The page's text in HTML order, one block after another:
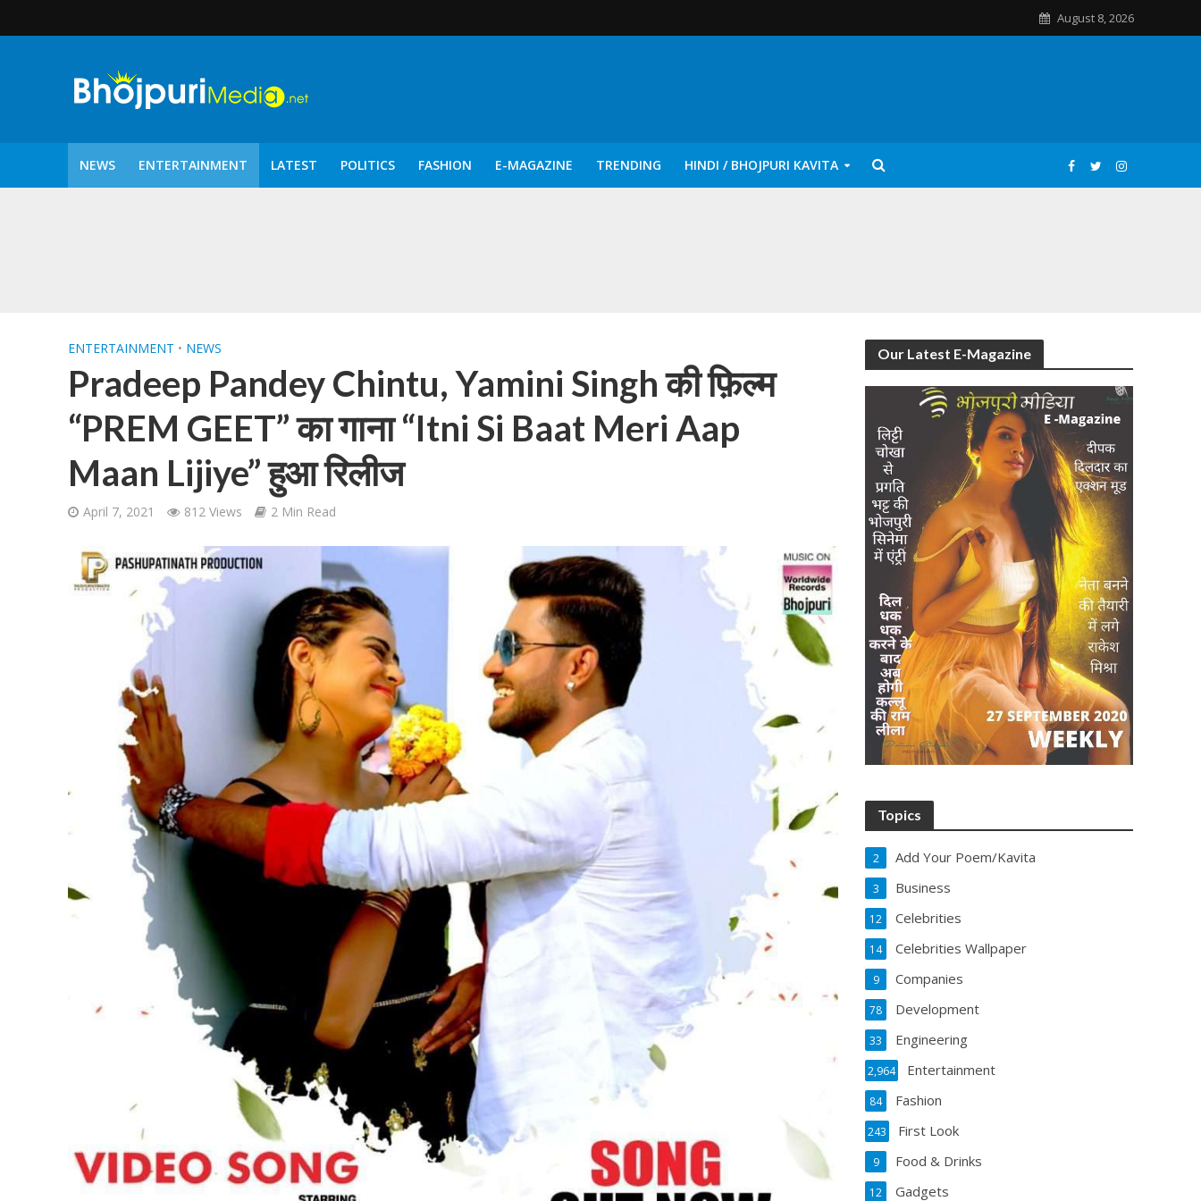
August 8, 2026
NEWS ENTERTAINMENT LATEST POLITICS FASHION E-MAGAZINE TRENDING HINDI / BHOJPURI KAVITA
वर्ल्डवाइड रिकॉर्ड्स भोजपुरी का नया धमाकेदार गाना जल्द, दुबई की खूबसूरत लोकेशन्स पर हो रही है शूटिंग
पवन सिंह का बॉलीवुड में महाधमाका, ‘सिर्फ आपके’ की शूटिंग लखनऊ और भोपाल में हुई पूरी”
ENTERTAINMENT • NEWS
Pradeep​​ Pandey Chintu, Yamini​​​ Singh की फ़िल्म
“PREM GEET” का गाना “Itni Si Baat Meri Aap
Maan Lijiye” हुआ रिलीज
April 7, 2021 812 Views 2 Min Read
Our Latest E-Magazine
Topics
Add Your Poem/Kavita
2
Business
3
Celebrities
12
Celebrities Wallpaper
14
Companies
9
Development
78
Engineering
33
Entertainment
2,964
Fashion
84
First Look
243
Food & Drinks
9
Gadgets
12